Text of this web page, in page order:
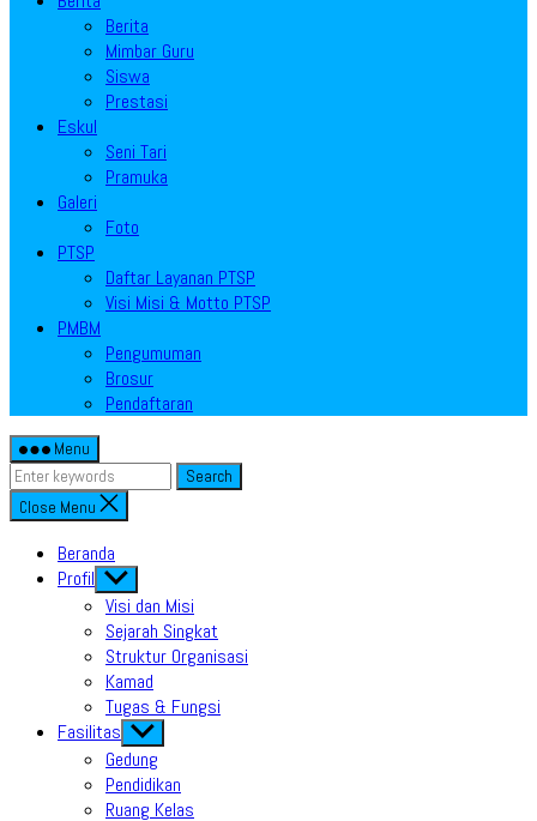
Berita
Mimbar Guru
Siswa
Prestasi
Eskul
Seni Tari
Pramuka
Galeri
Foto
PTSP
Daftar Layanan PTSP
Visi Misi & Motto PTSP
PMBM
Pengumuman
Brosur
Pendaftaran
Menu
Search
Close Menu
Beranda
Profil Show
sub
menu
Visi dan Misi
Sejarah Singkat
Struktur Organisasi
Kamad
Tugas & Fungsi
Fasilitas Show
sub
menu
Gedung
Pendidikan
Ruang Kelas